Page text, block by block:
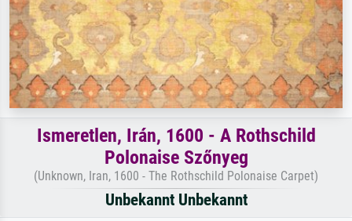
Ismeretlen, Irán, 1600 - A Rothschild
Polonaise Szőnyeg
(Unknown, Iran, 1600 - The Rothschild Polonaise Carpet)
Unbekannt Unbekannt